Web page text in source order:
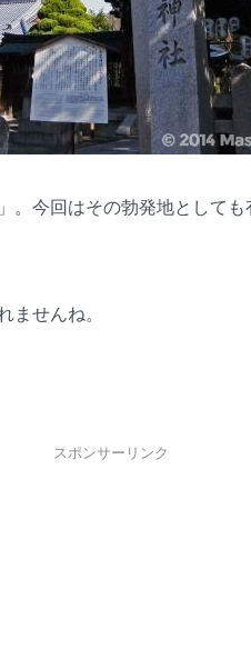
。今回はその勃発地として
ませんね。
スポンサーリンク